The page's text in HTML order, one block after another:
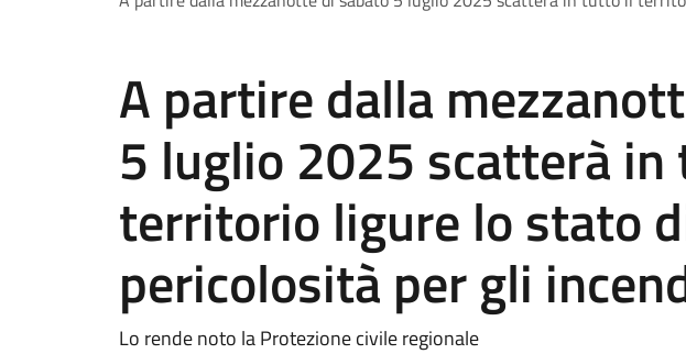
A partire dalla
5 luglio 2025 scatterà
territorio ligure lo stato
pericolosità per gli
Lo rende noto la Protezione civile regionale